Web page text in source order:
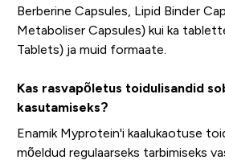
Berberine Capsules, Lipid Binder
Metaboliser Capsules) kui ka
Tablets) ja muid formaate.
Kas rasvapõletus toidulisandid
kasutamiseks?
Enamik Myprotein'i kaalukaotuse
mõeldud regulaarseks tarbimiseks